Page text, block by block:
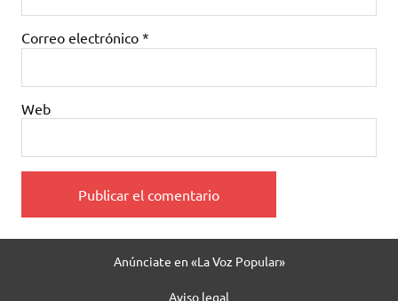
Correo electrónico *
Web
Anúnciate en «La Voz Popular»
Aviso legal